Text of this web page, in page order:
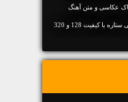
عکاسی و متن آهنگ
با کیفیت 128 و 320